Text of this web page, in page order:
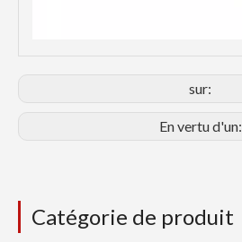
sur:
En vertu d'un:
Catégorie de produit